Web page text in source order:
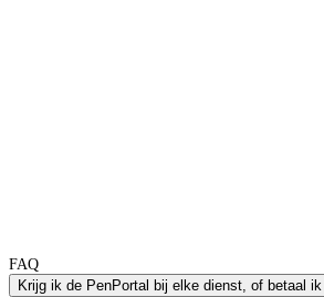
FAQ
Krijg ik de PenPortal bij elke dienst, of betaal